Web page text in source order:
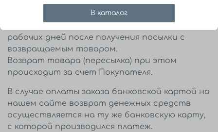
Срок рассмотрения и обработки заявки на
рабочих дней после получения посылки с
возвращаемым товаром.
Возврат товара (пересылка) при этом
происходит за счет Покупателя.
В случае оплаты заказа банковской картой на
нашем сайте возврат денежных средств
осуществляется на ту же банковскую карту,
с которой производился платеж.
В каталог